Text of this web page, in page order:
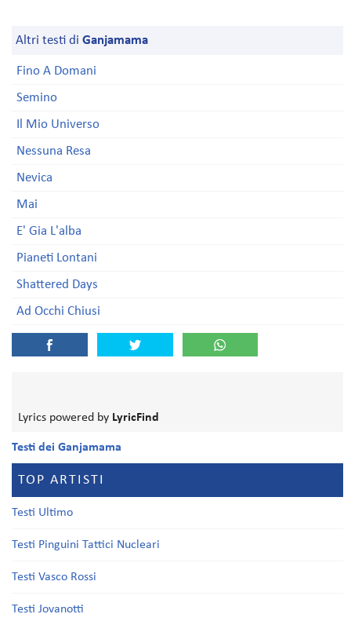
Altri testi di Ganjamama
Fino A Domani
Semino
Il Mio Universo
Nessuna Resa
Nevica
Mai
E' Gia L'alba
Pianeti Lontani
Shattered Days
Ad Occhi Chiusi
Lyrics powered by LyricFind
Testi dei Ganjamama
TOP ARTISTI
Testi Ultimo
Testi Pinguini Tattici Nucleari
Testi Vasco Rossi
Testi Jovanotti